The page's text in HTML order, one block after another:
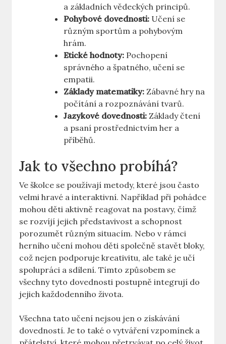
a základních​ vědeckých principů.
Pohybové⁢ dovednosti: Učení se
různým ​sportům⁢ a pohybovým
hrám.
Etické hodnoty: ⁣Pochopení
správného a ⁤špatného, učení se
empatii.
Základy​ matematiky: Zábavné hry ​na
‌počítání a ​rozpoznávání tvarů.
Jazykové dovednosti: Základy čtení
a psaní prostřednictvím‌ her a
příběhů.
Jak to všechno probíhá?
Ve školce se používají metody, které jsou často
velmi⁢ hravé a interaktivní. Například při pohádce
mohou děti aktivně reagovat na postavy, čímž ​
se rozvíjí jejich představivost⁢ a schopnost
‍porozumět‍ různým situacím. Nebo v ⁢rámci
herního ⁤učení mohou děti⁤ společně stavět bloky,
⁤což‌ nejen podporuje kreativitu, ​ale také je učí
spolupráci​ a sdílení. Tímto způsobem se
všechny ⁤tyto ​dovednosti postupně integrují do
jejich ‍každodenního života.
Všechna tato učení nejsou‍ jen o získávání
dovedností. Je ⁢to⁤ také o vytváření vzpomínek a